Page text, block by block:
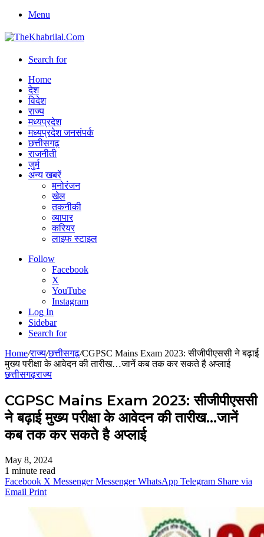
Menu
Search for
Home
देश
विदेश
राज्य
मध्यप्रदेश
मध्यप्रदेश जनसंपर्क
छत्तीसगढ़
राजनीती
जुर्म
अन्य खबरें
मनोरंजन
खेल
तकनीकी
व्यापार
करियर
लाइफ स्टाइल
Follow
Facebook
X
YouTube
Instagram
Log In
Sidebar
Search for
Home/राज्य/छत्तीसगढ़/CGPSC Mains Exam 2023: सीजीपीएससी ने बढ़ाई
मुख्य परीक्षा के आवेदन की तारीख…जानें कब तक कर सकते है अप्लाई
छत्तीसगढ़राज्य
CGPSC Mains Exam 2023: सीजीपीएससी
ने बढ़ाई मुख्य परीक्षा के आवेदन की तारीख…जानें
कब तक कर सकते है अप्लाई
May 8, 2024
1 minute read
Facebook X Messenger Messenger WhatsApp Telegram Share via
Email Print